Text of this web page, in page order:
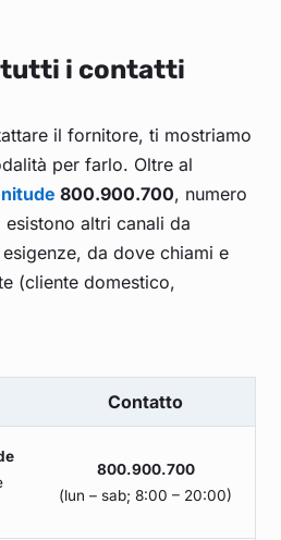
tutti i contatti
il fornitore, ti mostriamo
per farlo. Oltre al
800.900.700, numero
esistono altri canali da
da dove chiami e
(cliente domestico,
Contatto
800.900.700
(lun – sab; 8:00 – 20:00)